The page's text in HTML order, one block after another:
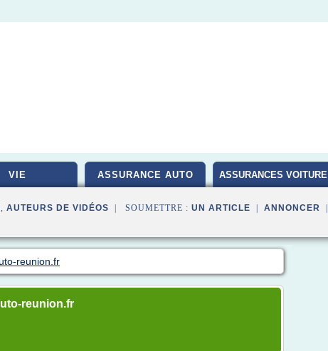
VIE ASSURANCE AUTO ASSURANCES VOITURE
, AUTEURS DE VIDÉOS | SOUMETTRE : UN ARTICLE ANNONCER
reunion.fr
reunion.fr